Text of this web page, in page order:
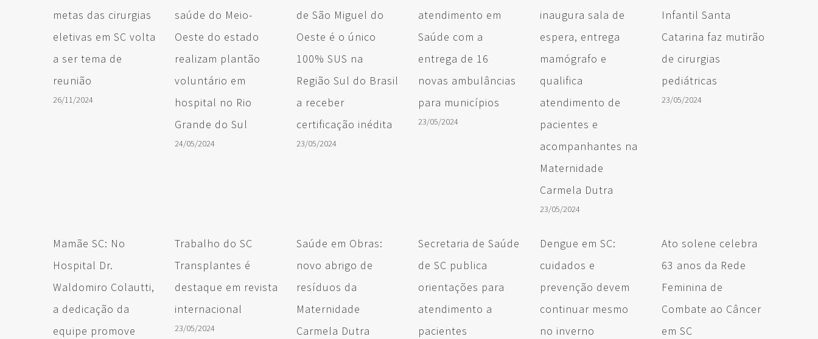
metas das cirurgias
eletivas em SC volta
a ser tema de
reunião
26/11/2024
saúde do Meio-
Oeste do estado
realizam plantão
voluntário em
hospital no Rio
Grande do Sul
24/05/2024
de São Miguel do
Oeste é o único
100% SUS na
Região Sul do Brasil
a receber
certificação inédita
23/05/2024
atendimento em
Saúde com a
entrega de 16
novas ambulâncias
para municípios
23/05/2024
inaugura sala de
espera, entrega
mamógrafo e
qualifica
atendimento de
pacientes e
acompanhantes na
Maternidade
Carmela Dutra
23/05/2024
Infantil Santa
Catarina faz mutirão
de cirurgias
pediátricas
23/05/2024
Mamãe SC: No
Hospital Dr.
Waldomiro Colautti,
a dedicação da
equipe promove
Trabalho do SC
Transplantes é
destaque em revista
internacional
23/05/2024
Saúde em Obras:
novo abrigo de
resíduos da
Maternidade
Carmela Dutra
Secretaria de Saúde
de SC publica
orientações para
atendimento a
pacientes
Dengue em SC:
cuidados e
prevenção devem
continuar mesmo
no inverno
Ato solene celebra
63 anos da Rede
Feminina de
Combate ao Câncer
em SC